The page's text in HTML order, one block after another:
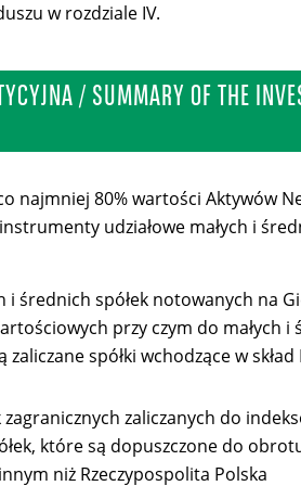
w rozdziale IV.
/ SUMMARY OF THE
najmniej 80% wartości Aktywów
udziałowe małych i
i średnich spółek notowanych na
przy czym do małych i
zaliczane spółki wchodzące w
zagranicznych zaliczanych do
które są dopuszczone do
niż Rzeczypospolita Polska